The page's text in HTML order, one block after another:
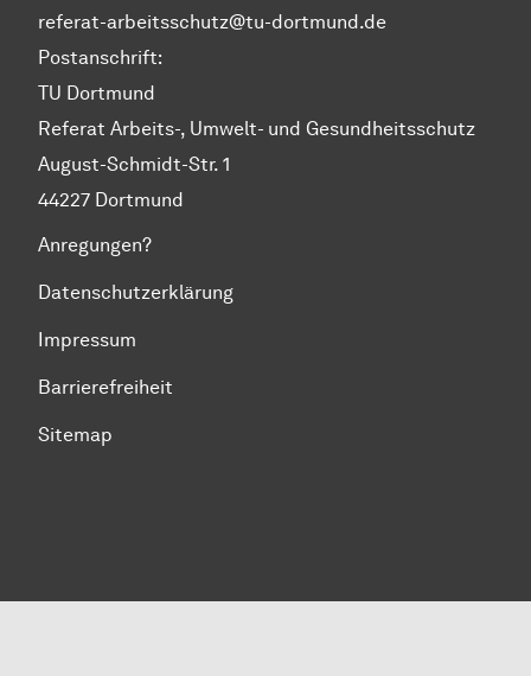
referat-arbeitsschutz@tu-dortmund.de
Postanschrift:
TU Dortmund
Referat Arbeits-, Umwelt- und Gesundheitsschutz
August-Schmidt-Str. 1
44227 Dortmund
Anregungen?
Datenschutzerklärung
Impressum
Barrierefreiheit
Sitemap